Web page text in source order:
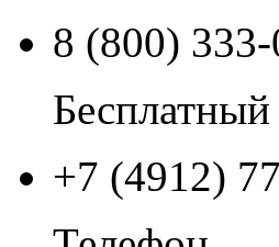
8 (800)
+7 (4912)